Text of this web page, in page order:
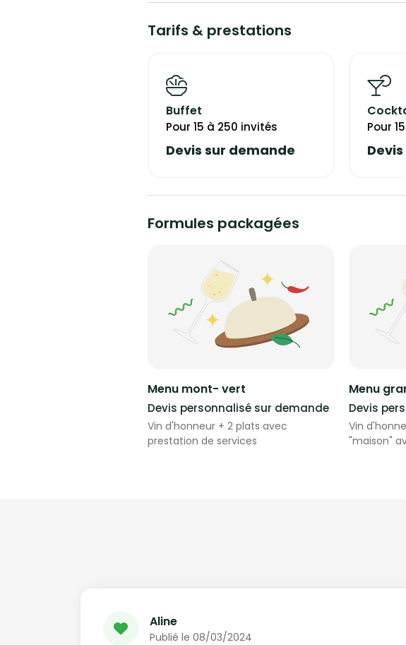
pour tous vos évènements: personnels, familiaux,
Tarifs & prestations
Buffet
Pour 15 à 250 invités
Devis sur demande
Pour
Formules packagées
Menu mont- vert
Devis personnalisé sur demande
Vin d'honneur + 2 plats avec
prestation de services
Menu
Devis
Vin
"maison"
Aline
Publié le 08/03/2024